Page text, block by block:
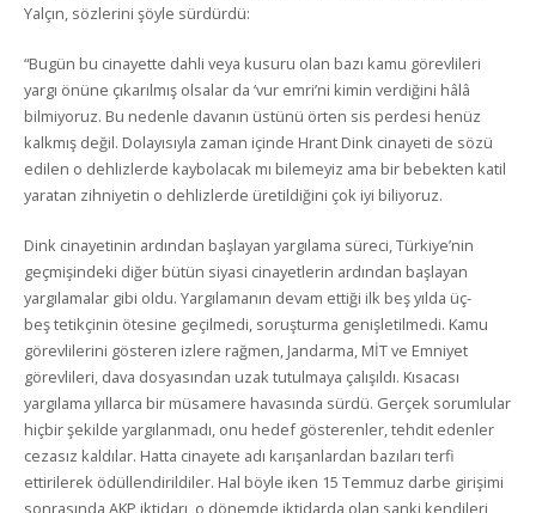
Yalçın, sözlerini şöyle sürdürdü:
“Bugün bu cinayette dahli veya kusuru olan bazı kamu görevlileri
yargı önüne çıkarılmış olsalar da ‘vur emri’ni kimin verdiğini hâlâ
bilmiyoruz. Bu nedenle davanın üstünü örten sis perdesi henüz
kalkmış değil. Dolayısıyla zaman içinde Hrant Dink cinayeti de sözü
edilen o dehlizlerde kaybolacak mı bilemeyiz ama bir bebekten katil
yaratan zihniyetin o dehlizlerde üretildiğini çok iyi biliyoruz.
Dink cinayetinin ardından başlayan yargılama süreci, Türkiye’nin
geçmişindeki diğer bütün siyasi cinayetlerin ardından başlayan
yargılamalar gibi oldu. Yargılamanın devam ettiği ilk beş yılda üç-
beş tetikçinin ötesine geçilmedi, soruşturma genişletilmedi. Kamu
görevlilerini gösteren izlere rağmen, Jandarma, MİT ve Emniyet
görevlileri, dava dosyasından uzak tutulmaya çalışıldı. Kısacası
yargılama yıllarca bir müsamere havasında sürdü. Gerçek sorumlular
hiçbir şekilde yargılanmadı, onu hedef gösterenler, tehdit edenler
cezasız kaldılar. Hatta cinayete adı karışanlardan bazıları terfi
ettirilerek ödüllendirildiler. Hal böyle iken 15 Temmuz darbe girişimi
sonrasında AKP iktidarı, o dönemde iktidarda olan sanki kendileri